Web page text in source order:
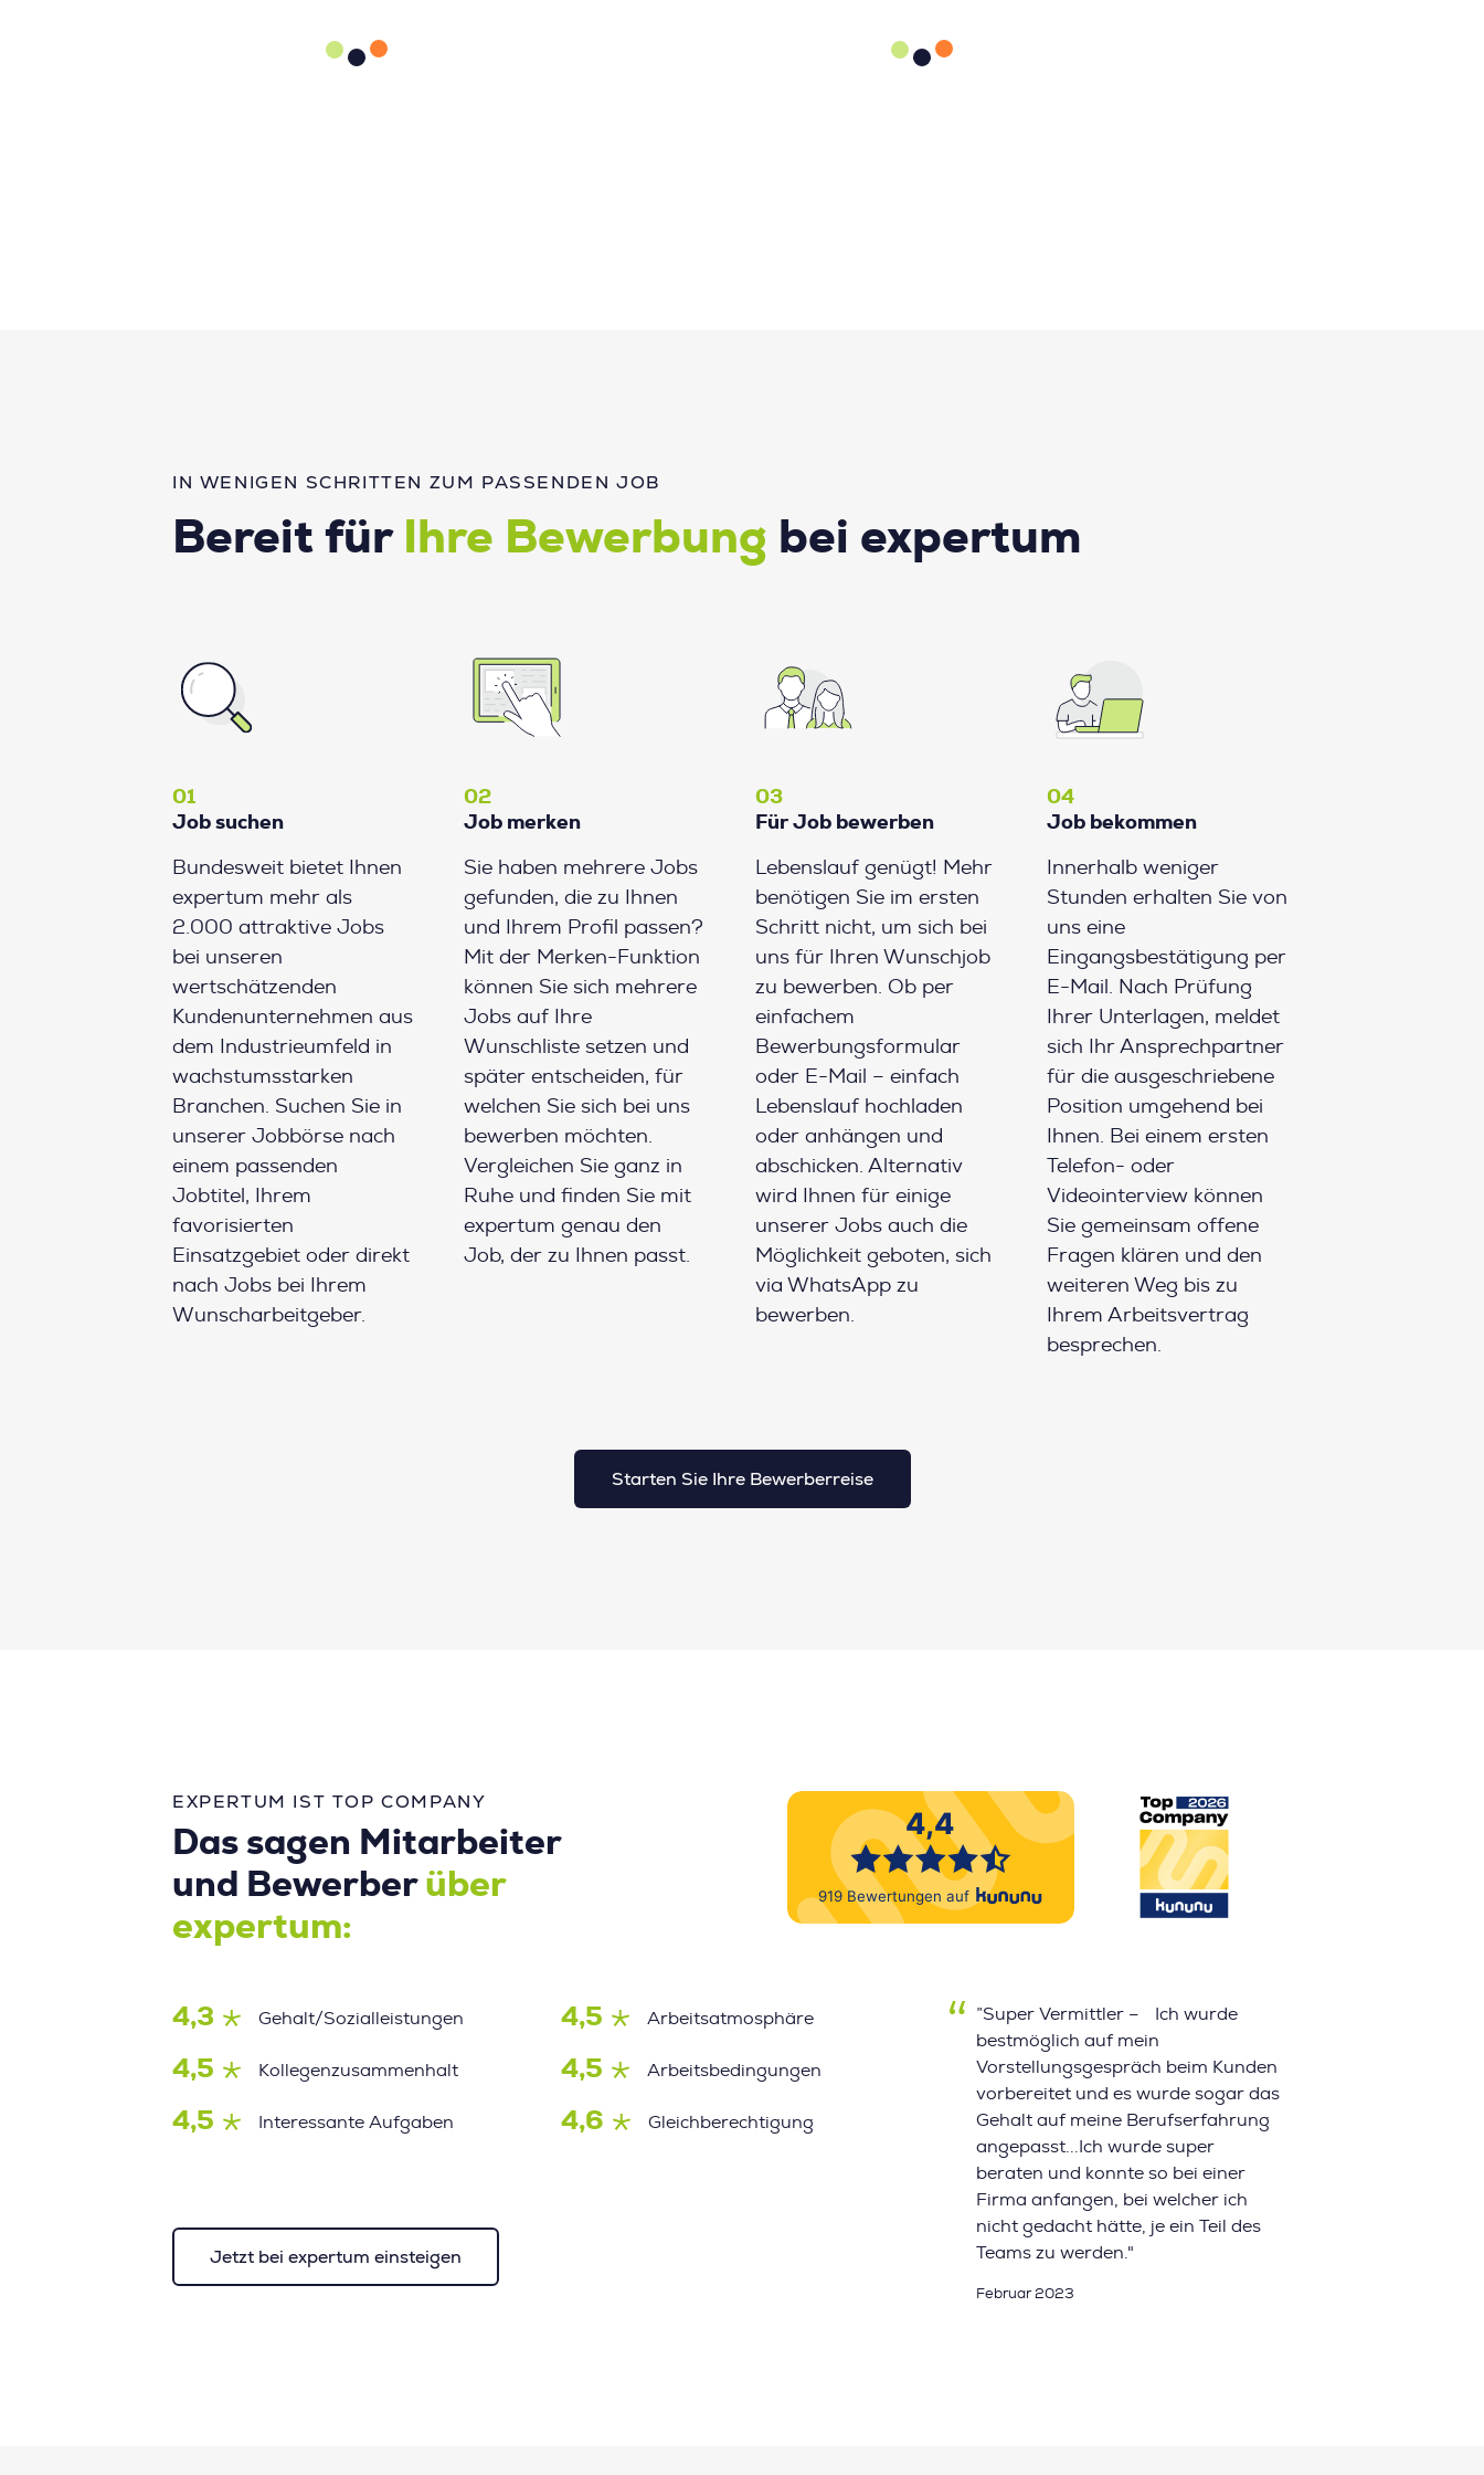
IN WENIGEN SCHRITTEN ZUM PASSENDEN JOB
Bereit für Ihre Bewerbung bei expertum
01
Job suchen
Bundesweit bietet Ihnen
expertum mehr als
2.000 attraktive Jobs
bei unseren
wertschätzenden
Kundenunternehmen aus
dem Industrieumfeld in
wachstumsstarken
Branchen. Suchen Sie in
unserer Jobbörse nach
einem passenden
Jobtitel, Ihrem
favorisierten
Einsatzgebiet oder direkt
nach Jobs bei Ihrem
Wunscharbeitgeber.
02
Job merken
Sie haben mehrere Jobs
gefunden, die zu Ihnen
und Ihrem Profil passen?
Mit der Merken-Funktion
können Sie sich mehrere
Jobs auf Ihre
Wunschliste setzen und
später entscheiden, für
welchen Sie sich bei uns
bewerben möchten.
Vergleichen Sie ganz in
Ruhe und finden Sie mit
expertum genau den
Job, der zu Ihnen passt.
03
Für Job bewerben
Lebenslauf genügt! Mehr
benötigen Sie im ersten
Schritt nicht, um sich bei
uns für Ihren Wunschjob
zu bewerben. Ob per
einfachem
Bewerbungsformular
oder E-Mail – einfach
Lebenslauf hochladen
oder anhängen und
abschicken. Alternativ
wird Ihnen für einige
unserer Jobs auch die
Möglichkeit geboten, sich
via WhatsApp zu
bewerben.
04
Job bekommen
Innerhalb weniger
Stunden erhalten Sie von
uns eine
Eingangsbestätigung per
E-Mail. Nach Prüfung
Ihrer Unterlagen, meldet
sich Ihr Ansprechpartner
für die ausgeschriebene
Position umgehend bei
Ihnen. Bei einem ersten
Telefon- oder
Videointerview können
Sie gemeinsam offene
Fragen klären und den
weiteren Weg bis zu
Ihrem Arbeitsvertrag
besprechen.
Starten Sie Ihre Bewerberreise
EXPERTUM IST TOP COMPANY
Das sagen Mitarbeiter
und Bewerber über
expertum:
4,3 Gehalt/Sozialleistungen 4,5 Arbeitsatmosphäre
4,5 Kollegenzusammenhalt 4,5 Arbeitsbedingungen
4,5 Interessante Aufgaben 4,6 Gleichberechtigung
Jetzt bei expertum einsteigen
”Super Vermittler – Ich wurde
bestmöglich auf mein
Vorstellungsgespräch beim Kunden
vorbereitet und es wurde sogar das
Gehalt auf meine Berufserfahrung
angepasst...Ich wurde super
beraten und konnte so bei einer
Firma anfangen, bei welcher ich
nicht gedacht hätte, je ein Teil des
Teams zu werden."
Februar 2023